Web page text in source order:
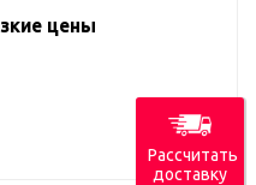
цены
Рассчитать
доставку